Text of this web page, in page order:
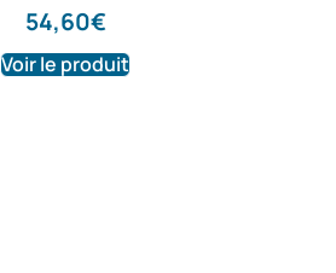
54,60€
Voir le produit